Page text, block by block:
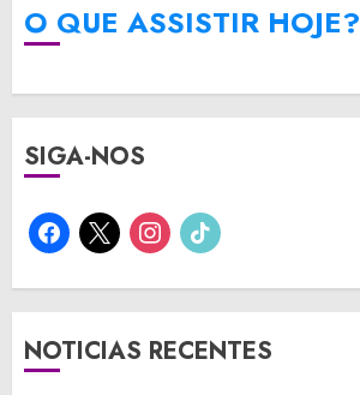
O QUE ASSISTIR HOJE?
SIGA-NOS
facebook
x instagram
tiktok
NOTICIAS RECENTES